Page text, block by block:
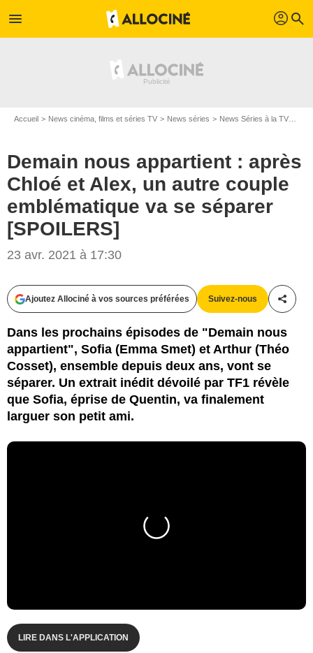
menu profil search
Accueil News cinéma, films et séries TV News séries News Séries à la TV
Demain nous appartient : après
Chloé et Alex, un autre couple
emblématique va se séparer
[SPOILERS]
23 avr. 2021 à 17:30
Ajoutez Allociné à vos sources préférées Suivez-nous
Dans les prochains épisodes de "Demain nous
appartient", Sofia (Emma Smet) et Arthur (Théo
Cosset), ensemble depuis deux ans, vont se
séparer. Un extrait inédit dévoilé par TF1 révèle
que Sofia, éprise de Quentin, va finalement
larguer son petit ami.
LIRE DANS L'APPLICATION